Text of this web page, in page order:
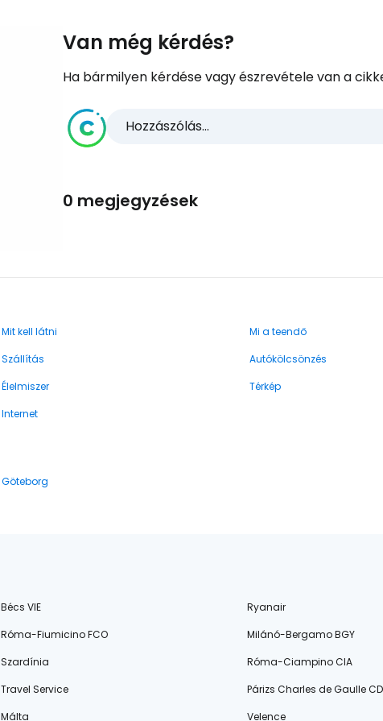
Van még kérdés?
Ha bármilyen kérdése vagy észrevétele van a
Hozzászólás...
0 megjegyzések
Mit kell látni Mi a teendő
Szállítás Autókölcsönzés
Élelmiszer Térkép
Internet
Göteborg
Bécs VIE
Ryanair
Róma-Fiumicino FCO
Milánó-Bergamo BGY
Szardínia
Róma-Ciampino CIA
Travel Service
Párizs Charles de Gaulle
Málta Velence